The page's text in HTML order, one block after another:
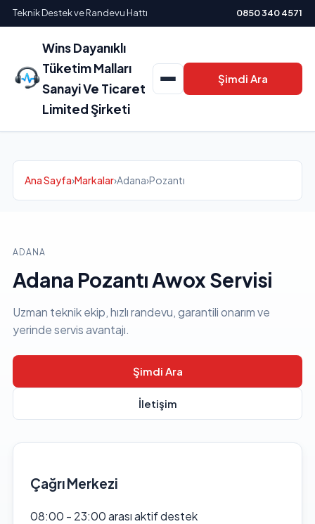
Teknik Destek ve Randevu Hattı 0850 340 4571
Wins Dayanıklı
Tüketim Malları
Sanayi Ve Ticaret
Limited Şirketi
Şimdi Ara
Ana Sayfa›Markalar›Adana›Pozantı
ADANA
Adana Pozantı Awox Servisi
Uzman teknik ekip, hızlı randevu, garantili onarım ve
yerinde servis avantajı.
Şimdi Ara
İletişim
Çağrı Merkezi
08:00 - 23:00 arası aktif destek